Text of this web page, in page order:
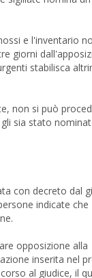
e l'inventario
giorni
stabilisca
non si può
sia stato
con decreto dal
indicate che
opposizione alla
inserita nel
al giudice, il